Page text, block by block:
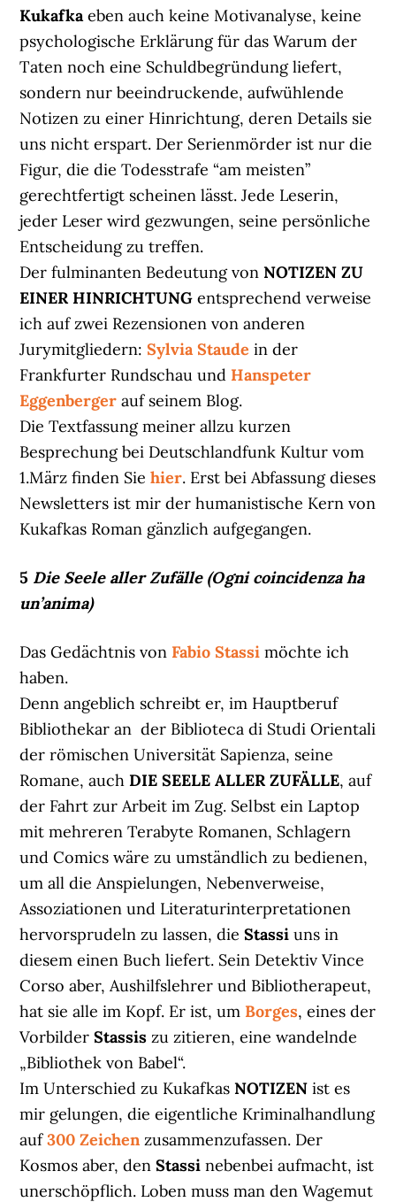
Kukafkaeben auch keine Motivanalyse, keine
psychologische Erklärung für das Warum der
Taten noch eine Schuldbegründung liefert,
sondern nur beeindruckende, aufwühlende
Notizen zu einer Hinrichtung, deren Details sie
uns nicht erspart. Der Serienmörder ist nur die
Figur, die die Todesstrafe “am meisten”
gerechtfertigt scheinen lässt. Jede Leserin,
jeder Leser wird gezwungen, seine persönliche
Entscheidung zu treffen.
Der fulminanten Bedeutung vonNOTIZEN ZU
EINER HINRICHTUNG entsprechend verweise
ich auf zwei Rezensionen von anderen
Jurymitgliedern:Sylvia Staude in der
Frankfurter Rundschau und Hanspeter
Eggenberger auf seinem Blog.
Die Textfassung meiner allzu kurzen
Besprechung bei Deutschlandfunk Kultur vom
1.März finden Siehier. Erst bei Abfassung dieses
Newsletters ist mir der humanistische Kern von
Kukafkas Roman gänzlich aufgegangen.
5 Die Seele aller Zufälle (Ogni coincidenza ha
un’anima)
Das Gedächtnis von Fabio Stassi möchte ich
haben.
Denn angeblich schreibt er, im Hauptberuf
Bibliothekar an der Biblioteca di Studi Orientali
der römischen Universität Sapienza, seine
Romane, auchDIE SEELE ALLER ZUFÄLLE, auf
der Fahrt zur Arbeit im Zug. Selbst ein Laptop
mit mehreren Terabyte Romanen, Schlagern
und Comics wäre zu umständlich zu bedienen,
um all die Anspielungen, Nebenverweise,
Assoziationen und Literaturinterpretationen
hervorsprudeln zu lassen, dieStassi uns in
diesem einen Buch liefert. Sein Detektiv Vince
Corso aber, Aushilfslehrer und Bibliotherapeut,
hat sie alle im Kopf. Er ist, um Borges, eines der
VorbilderStassis zu zitieren, eine wandelnde
„Bibliothek von Babel“.
Im Unterschied zu KukafkasNOTIZENist es
mir gelungen, die eigentliche Kriminalhandlung
auf300 Zeichenzusammenzufassen. Der
Kosmos aber, denStassinebenbei aufmacht, ist
unerschöpflich. Loben muss man den Wagemut